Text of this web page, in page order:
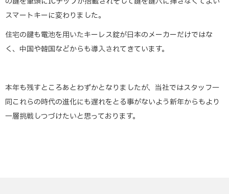
スマートキーに変わりました。
住宅の鍵も電池を用いたキーレス錠が日本のメーカーだけではな
く、中国や韓国などからも導入されてきています。
本年も残すところあとわずかとなりましたが、当社ではスタッフ一
同これらの時代の進化にも遅れをとる事がないよう新年からもより
一層挑戦しつづけたいと思っております。